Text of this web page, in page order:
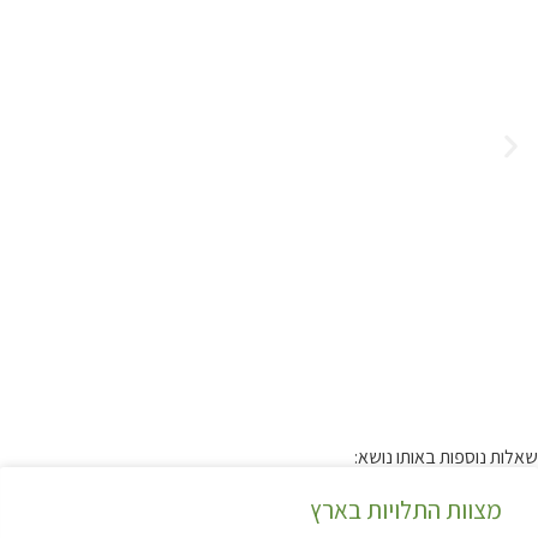
שאלות נוספות באותו נושא:
מצוות התלויות בארץ